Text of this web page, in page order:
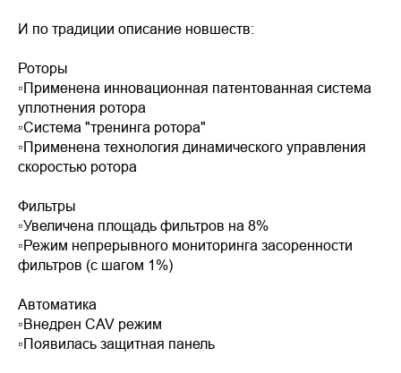
И по традиции описание новшеств:
Роторы
▫️Применена инновационная патентованная система
уплотнения ротора
▫️Система "тренинга ротора"
▫️Применена технология динамического управления
скоростью ротора
Фильтры
▫️Увеличена площадь фильтров на 8%
▫️Режим непрерывного мониторинга засоренности
фильтров (с шагом 1%)
Автоматика
▫️Внедрен CAV режим
▫️Появилась защитная панель